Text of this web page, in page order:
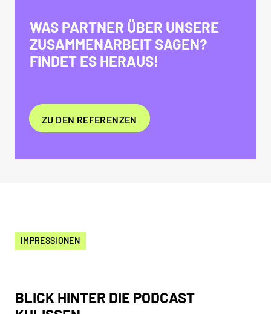
WAS PARTNER ÜBER UNSERE
ZUSAMMENARBEIT SAGEN?
FINDET ES HERAUS!
ZU DEN REFERENZEN
IMPRESSIONEN
BLICK HINTER DIE PODCAST